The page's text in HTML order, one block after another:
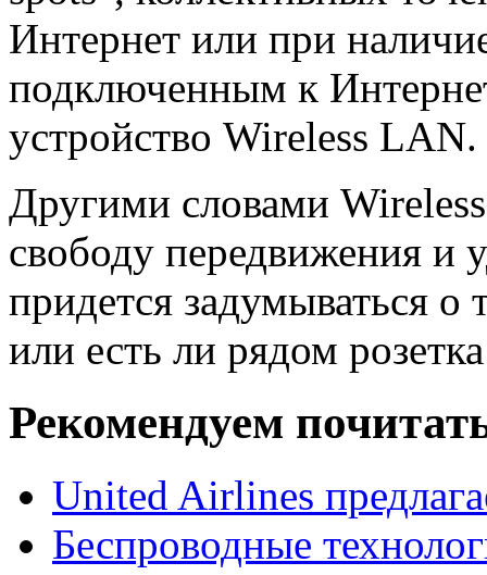
Интернет или при
подключенным к
устройство Wireless LAN.
Другими словами
свободу передвижения и
придется задумываться о
или есть ли рядом
Рекомендуем
United Airlines
Беспроводные